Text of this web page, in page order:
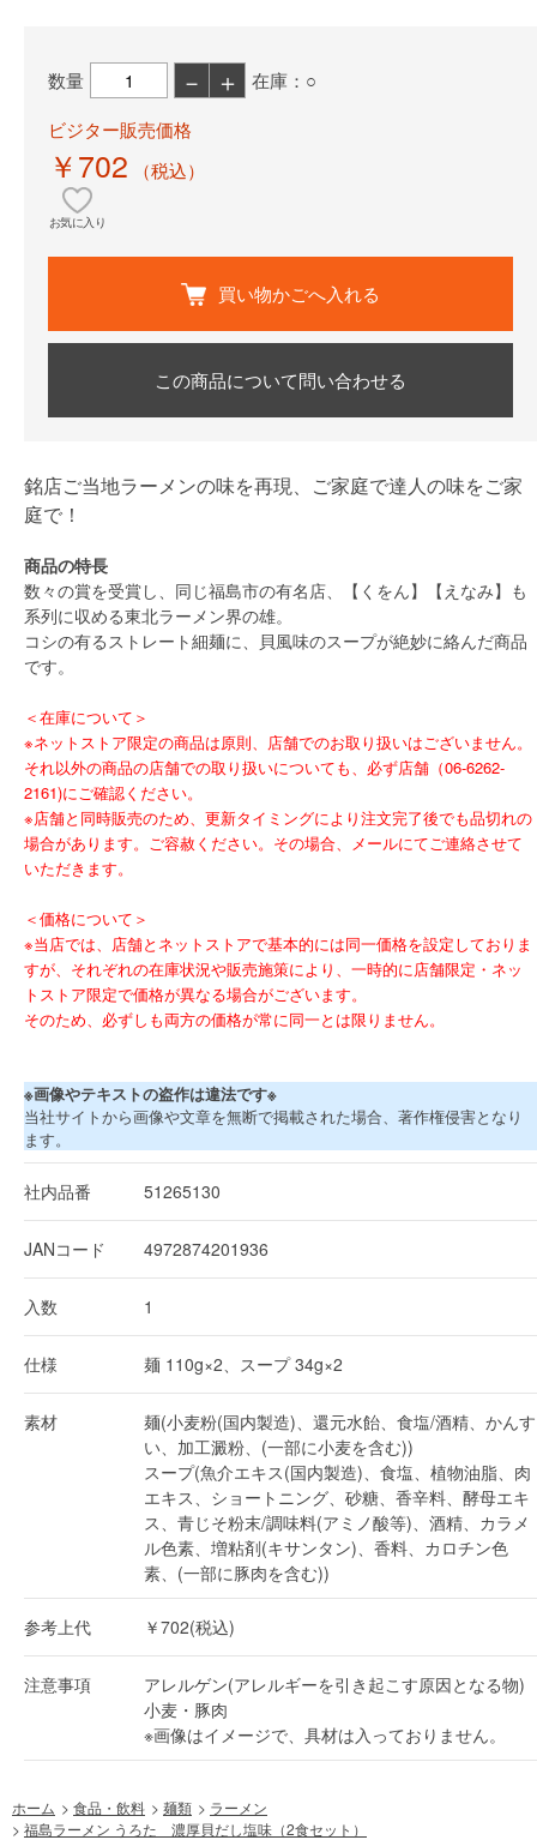
数量 － ＋
在庫：○
ビジター販売価格
￥702 （税込）
お気に入り
買い物かごへ入れる
この商品について問い合わせる
銘店ご当地ラーメンの味を再現、ご家庭で達人の味をご家
庭で！
商品の特長
数々の賞を受賞し、同じ福島市の有名店、【くをん】【えなみ】も
系列に収める東北ラーメン界の雄。
コシの有るストレート細麺に、貝風味のスープが絶妙に絡んだ商品
です。
＜在庫について＞
※ネットストア限定の商品は原則、店舗でのお取り扱いはございません。
それ以外の商品の店舗での取り扱いについても、必ず店舗（06-6262-
2161)にご確認ください。
※店舗と同時販売のため、更新タイミングにより注文完了後でも品切れの
場合があります。ご容赦ください。その場合、メールにてご連絡させて
いただきます。
＜価格について＞
※当店では、店舗とネットストアで基本的には同一価格を設定しておりま
すが、それぞれの在庫状況や販売施策により、一時的に店舗限定・ネッ
トストア限定で価格が異なる場合がございます。
そのため、必ずしも両方の価格が常に同一とは限りません。
※画像やテキストの盗作は違法です※
当社サイトから画像や文章を無断で掲載された場合、著作権侵害となり
ます。
社内品番 51265130
JANコード 4972874201936
入数 1
仕様 麺 110g×2、スープ 34g×2
素材
麺(小麦粉(国内製造)、還元水飴、食塩/酒精、かんす
い、加工澱粉、(一部に小麦を含む))
スープ(魚介エキス(国内製造)、食塩、植物油脂、肉
エキス、ショートニング、砂糖、香辛料、酵母エキ
ス、青じそ粉末/調味料(アミノ酸等)、酒精、カラメ
ル色素、増粘剤(キサンタン)、香料、カロチン色
素、(一部に豚肉を含む))
参考上代 ￥702(税込)
注意事項
アレルゲン(アレルギーを引き起こす原因となる物)
小麦・豚肉
※画像はイメージで、具材は入っておりません。
ホーム > 食品・飲料 > 麺類 > ラーメン
> 福島ラーメン うろた 濃厚貝だし塩味（2食セット）